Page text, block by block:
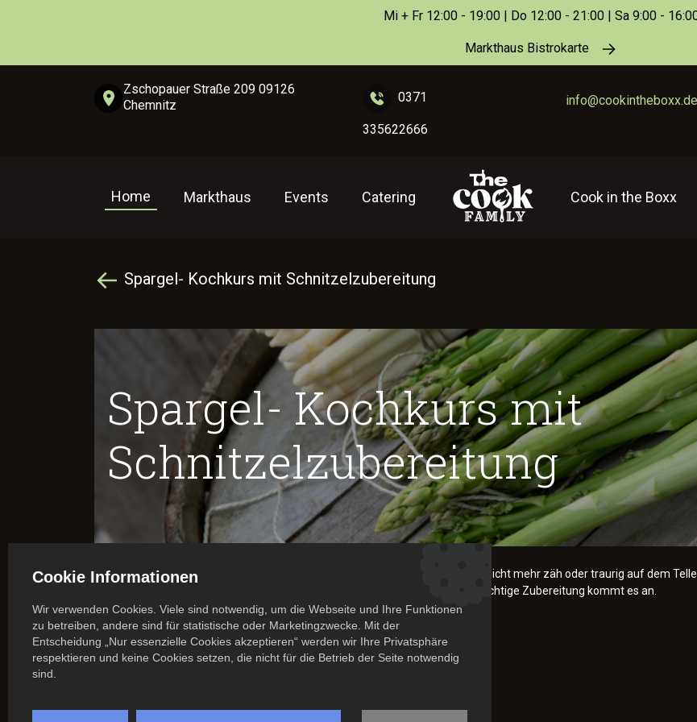
Mi + Fr 12:00 - 19:00 | Do 12:00 - 21:00 | Sa 9:00 -
Markthaus Bistrokarte
Zschopauer Straße 209 09126
Chemnitz
0371
335622666
info@cookintheboxx.de
Home Markthaus Events Catering Cook in the Boxx
Spargel- Kochkurs mit Schnitzelzubereitung
Spargel- Kochkurs mit
Schnitzelzubereitung
Spargel kochen kann nicht jeder- wir zeigen euch, wie`s richtig geht, damit er nicht mehr zäh oder traurig auf dem
Das Schnitzel darf nicht fehlen! Oder Kalb, Schwein oder Hähnchen - auf die richtige Zubereitung kommt es an.
17:00 - 20:00 Uhr p.P.145,00 € komplett Mindestteilnehmerzahl 10 Personen!
Cookie Informationen
Wir verwenden Cookies. Viele sind notwendig, um die Webseite und Ihre Funktionen
zu betreiben, andere sind für statistische oder Marketingzwecke. Mit der
Entscheidung „Nur essenzielle Cookies akzeptieren“ werden wir Ihre Privatsphäre
respektieren und keine Cookies setzen, die nicht für die Betrieb der Seite notwendig
sind.